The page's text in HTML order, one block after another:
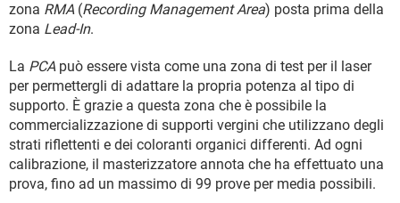
zona RMA(Recording Management Area) posta prima della
zona Lead-In.
La PCApuò essere vista come una zona di test per il laser
per permettergli di adattare la propria potenza al tipo di
supporto. È grazie a questa zona che è possibile la
commercializzazione di supporti vergini che utilizzano degli
strati riflettenti e dei coloranti organici differenti. Ad ogni
calibrazione, il masterizzatore annota che ha effettuato una
prova, fino ad un massimo di 99 prove per media possibili.